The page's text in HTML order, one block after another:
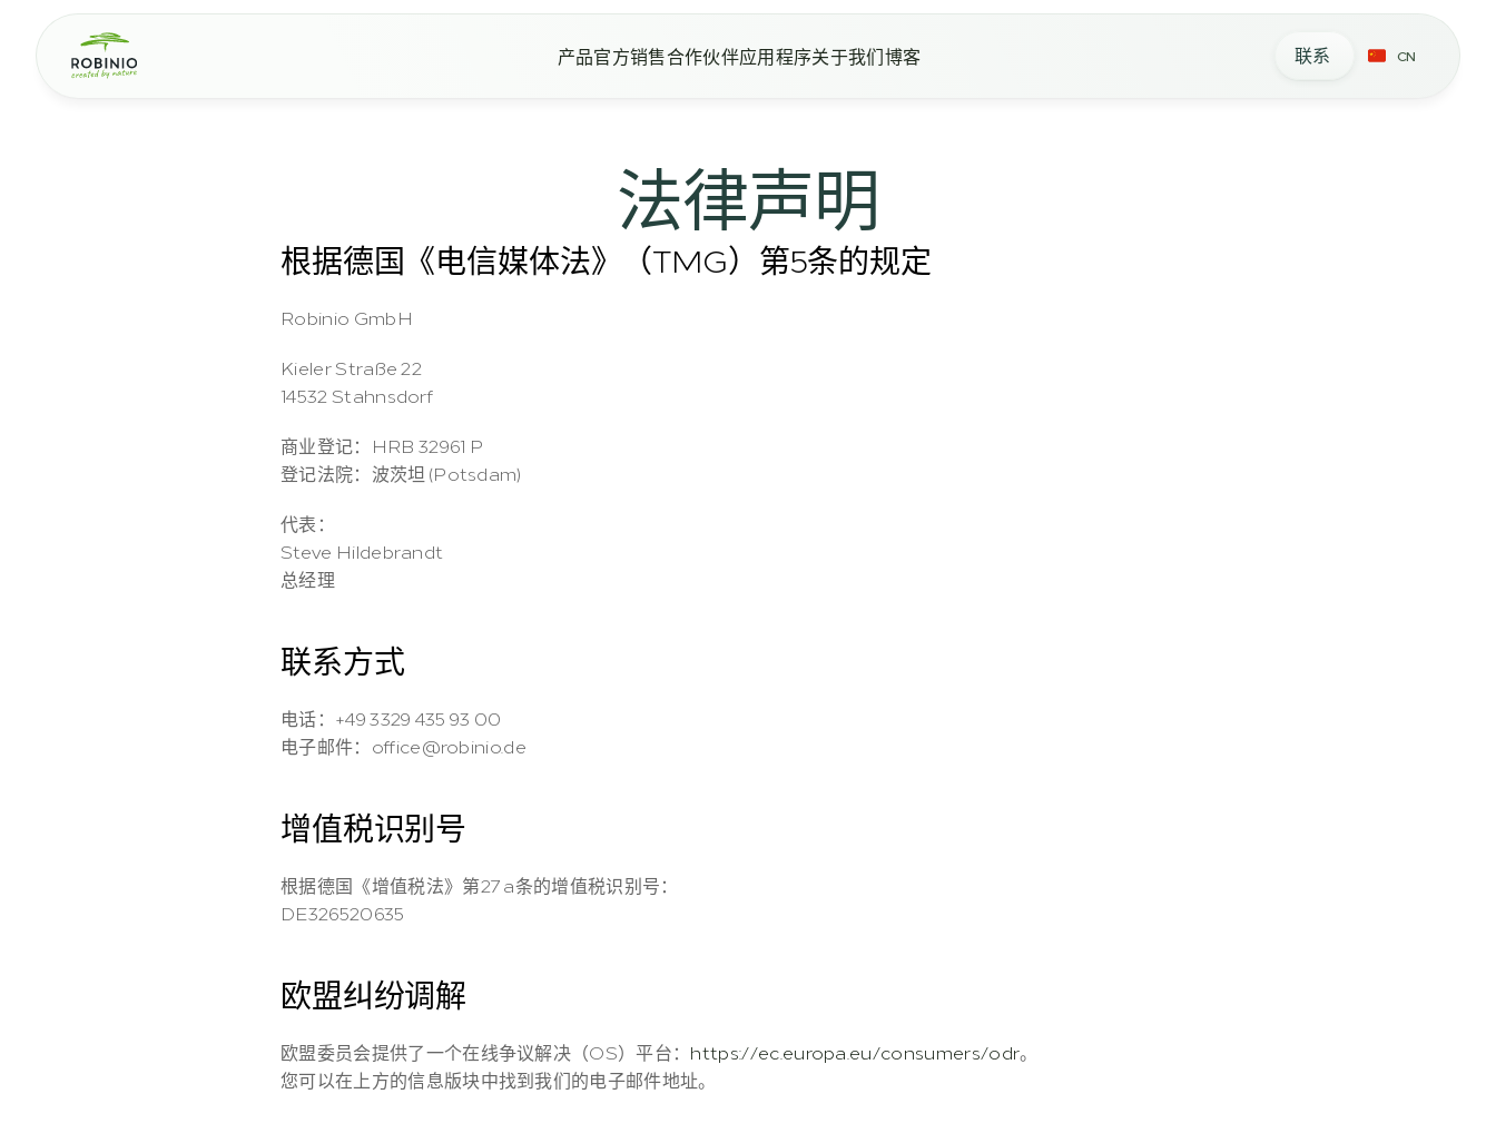
产品官方销售合作伙伴应用程序关于我们博客 联系 CN
法律声明
根据德国《电信媒体法》（TMG）第5条的规定
Robinio GmbH
Kieler Straße 22
14532 Stahnsdorf
商业登记：HRB 32961 P
登记法院：波茨坦 (Potsdam)
代表：
Steve Hildebrandt
总经理
联系方式
电话：+49 3329 435 93 00
电子邮件：office@robinio.de
增值税识别号
根据德国《增值税法》第27 a条的增值税识别号：
DE326520635
欧盟纠纷调解
欧盟委员会提供了一个在线争议解决（OS）平台： https://ec.europa.eu/consumers/odr。
您可以在上方的信息版块中找到我们的电子邮件地址。